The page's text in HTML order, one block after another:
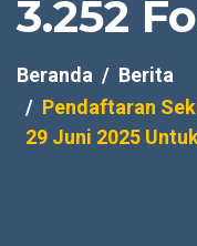
3.252
Beranda
Berita
Pendaftaran
29 Juni 2025